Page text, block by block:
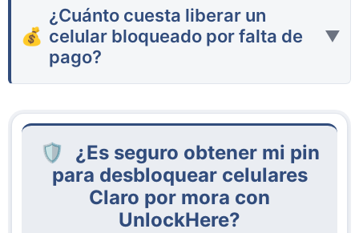
suele tardar en liberar el celularClaropor mora
gratis directamente con el operador.
con el número deIMEIde tu celular y lo quita de
la base de datos de dispositivos adeudados del
operador, evitando trabas administrativas. Esto
significa que el desbloqueo es más rápido, no
con diferentes redes.
¿Cuánto cuesta liberar un
celular bloqueado por falta de
pago?
▼
Liberar tu celular con UnlockHere solo te
para cualquier dispositivo, así que no te vamos a
cobrar más por la marca o modelo de tu teléfono.
Ese precio es muy accesible teniendo en cuenta
que garantiza la liberación completa sin tener que
saldar la deudaClaro.
¿Es seguro obtener mi pin
para desbloquear celulares
Claro por mora con
UnlockHere?